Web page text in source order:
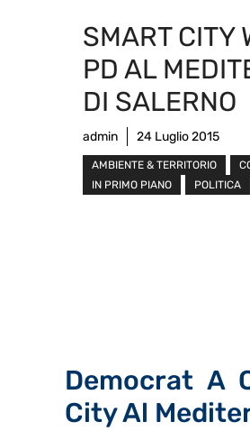
SMART CITY
PD AL
DI SALERNO
admin 24 Luglio 2015
AMBIENTE & TERRITORIO
IN PRIMO PIANO
POLITICA
Democrat A
City Al